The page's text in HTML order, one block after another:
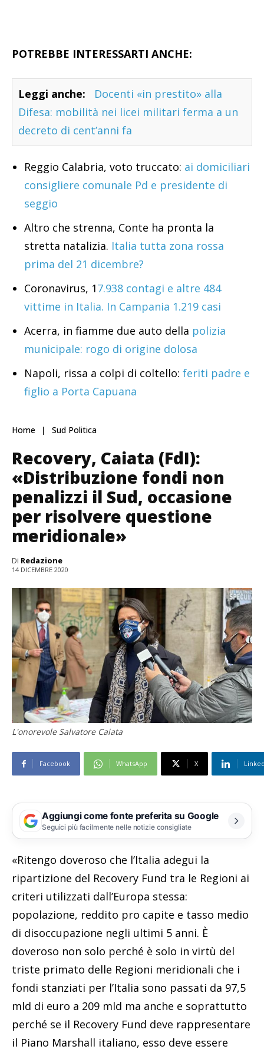
POTREBBE INTERESSARTI ANCHE:
Leggi anche:
Docenti «in prestito» alla
Difesa: mobilità nei licei militari ferma a un
decreto di cent’anni fa
Reggio Calabria, voto truccato: ai domiciliari
consigliere comunale Pd e presidente di
seggio
Altro che strenna, Conte ha pronta la
stretta natalizia. Italia tutta zona rossa
prima del 21 dicembre?
Coronavirus, 17.938 contagi e altre 484
vittime in Italia. In Campania 1.219 casi
Acerra, in fiamme due auto della polizia
municipale: rogo di origine dolosa
Napoli, rissa a colpi di coltello: feriti padre e
figlio a Porta Capuana
Home Sud Politica
Recovery, Caiata (FdI):
«Distribuzione fondi non
penalizzi il Sud, occasione
per risolvere questione
meridionale»
Di Redazione
14 DICEMBRE 2020
L'onorevole Salvatore Caiata
Facebook WhatsApp X
Aggiungi come fonte preferita su Google
Seguici più facilmente nelle notizie consigliate
«Ritengo doveroso che l’Italia adegui la
ripartizione del Recovery Fund tra le Regioni ai
criteri utilizzati dall’Europa stessa:
popolazione, reddito pro capite e tasso medio
di disoccupazione negli ultimi 5 anni. È
doveroso non solo perché è solo in virtù del
triste primato delle Regioni meridionali che i
fondi stanziati per l’Italia sono passati da 97,5
mld di euro a 209 mld ma anche e soprattutto
perché se il Recovery Fund deve rappresentare
il Piano Marshall italiano, esso deve essere